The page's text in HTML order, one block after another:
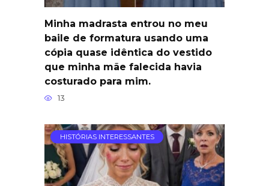
Minha madrasta entrou no meu
baile de formatura usando uma
cópia quase idêntica do vestido
que minha mãe falecida havia
costurado para mim.
13
HISTÓRIAS INTERESSANTES